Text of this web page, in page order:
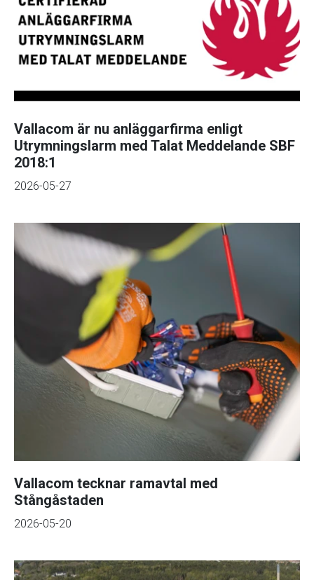
Vallacom är nu anläggarfirma enligt
Utrymningslarm med Talat Meddelande SBF
2018:1
2026-05-27
Vallacom tecknar ramavtal med
Stångåstaden
2026-05-20